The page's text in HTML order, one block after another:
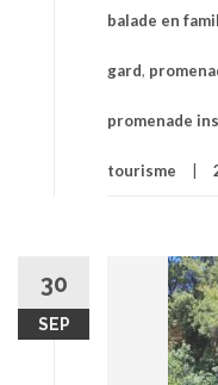
balade en
gard,
promenade
tourisme
30
SEP